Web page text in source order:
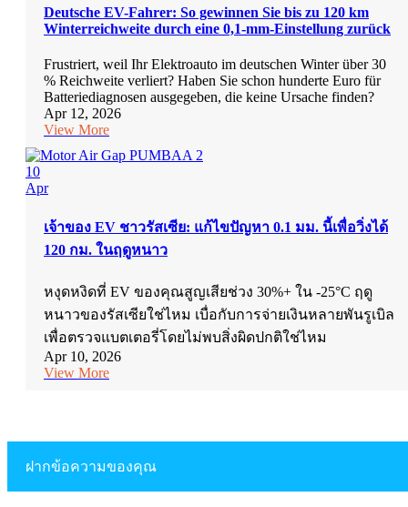
Deutsche EV-Fahrer: So gewinnen Sie bis zu 120 km
Winterreichweite durch eine 0,1-mm-Einstellung zurück
Frustriert, weil Ihr Elektroauto im deutschen Winter über 30
% Reichweite verliert? Haben Sie schon hunderte Euro für
Batteriediagnosen ausgegeben, die keine Ursache finden?
Apr 12, 2026
View More
10
Apr
เจ้าของ EV ชาวรัสเซีย: แก้ไขปัญหา 0.1 มม. นี้เพื่อวิ่งได้
120 กม. ในฤดูหนาว
หงุดหงิดที่ EV ของคุณสูญเสียช่วง 30%+ ใน -25°C ฤดู
หนาวของรัสเซียใช่ไหม เบื่อกับการจ่ายเงินหลายพันรูเบิล
เพื่อตรวจแบตเตอรี่โดยไม่พบสิ่งผิดปกติใช่ไหม
Apr 10, 2026
View More
ฝากข้อความของคุณ